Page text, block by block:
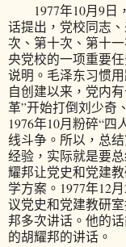
1977年10月9日
话提出，党校同志
次、第十次、第十
央党校的一项重要
说明。毛泽东习惯
自创建以来，党内
革”开始打倒刘少奇
1976年10月粉碎“
线斗争。所以，总
经验，实际就是要
耀邦让党史和党建
学方案。1977年12
议党史和党建教研
邦多次讲话。他的
的胡耀邦的讲话。